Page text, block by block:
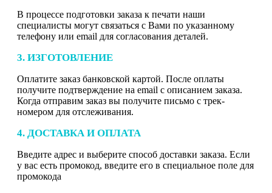
В процессе подготовки заказа к печати наши
специалисты могут связаться с Вами по указанному
телефону или email для согласования деталей.
3. ИЗГОТОВЛЕНИЕ
Оплатите заказ банковской картой. После оплаты
получите подтверждение на email с описанием заказа.
Когда отправим заказ вы получите письмо с трек-
номером для отслеживания.
4. ДОСТАВКА И ОПЛАТА
Введите адрес и выберите способ доставки заказа. Если
у вас есть промокод, введите его в специальное поле для
промокода